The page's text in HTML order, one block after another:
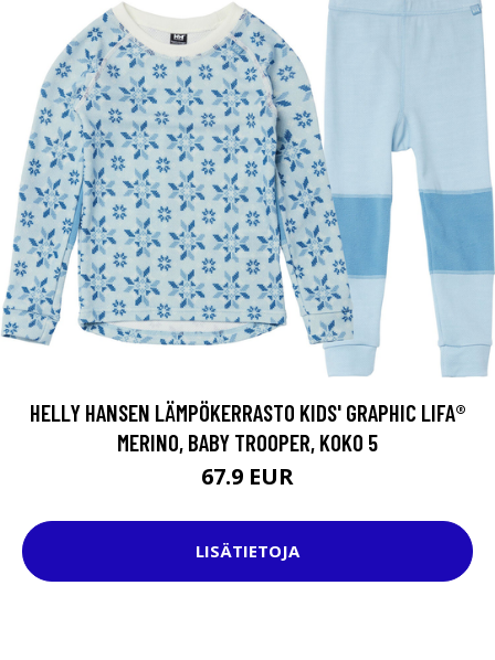
HELLY HANSEN LÄMPÖKERRASTO KIDS' GRAPHIC LIFA®
MERINO, BABY TROOPER, KOKO 5
67.9 EUR
LISÄTIETOJA